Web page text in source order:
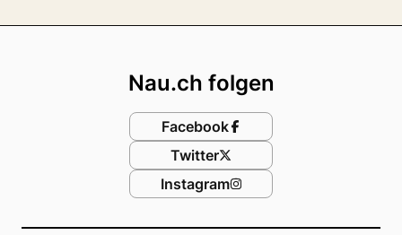
Nau.ch folgen
Facebook
Twitter
Instagram